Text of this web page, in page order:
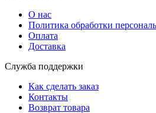
О нас
Политика обработки
Оплата
Доставка
Служба поддержки
Как сделать заказ
Контакты
Возврат товара